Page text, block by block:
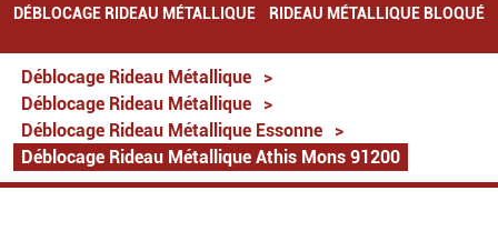
DÉBLOCAGE RIDEAU MÉTALLIQUE
RIDEAU MÉTALLIQUE BLOQUÉ
Déblocage Rideau Métallique
>
Déblocage Rideau Métallique
>
Déblocage Rideau Métallique Essonne
>
Déblocage Rideau Métallique Athis Mons 91200